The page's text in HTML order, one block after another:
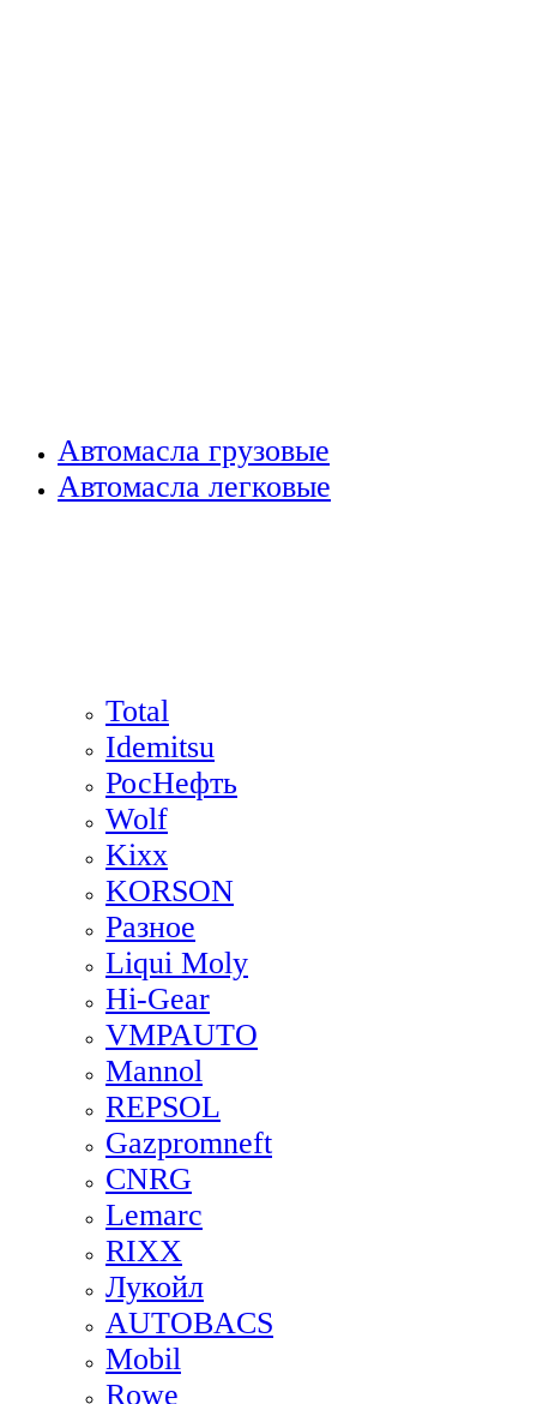
Автомасла грузовые
Автомасла легковые
Total
Idemitsu
РосНефть
Wolf
Kixx
KORSON
Разное
Liqui Moly
Hi-Gear
VMPAUTO
Mannol
REPSOL
Gazpromneft
CNRG
Lemarc
RIXX
Лукойл
AUTOBACS
Mobil
Rowe